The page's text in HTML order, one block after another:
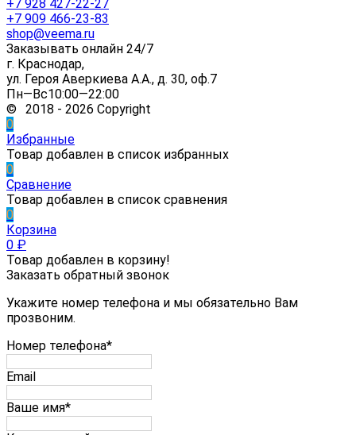
+7 928 427-22-27
+7 909 466-23-83
shop@veema.ru
Заказывать онлайн 24/7
г. Краснодар,
ул. Героя Аверкиева А.А., д. 30, оф.7
Пн—Вс10:00—22:00
© 2018 - 2026 Copyright
0
Избранные
Товар добавлен в список избранных
0
Сравнение
Товар добавлен в список сравнения
0
Корзина
0 ₽
Товар добавлен в корзину!
Заказать обратный звонок
Укажите номер телефона и мы обязательно Вам
прозвоним.
Номер телефона*
Email
Ваше имя*